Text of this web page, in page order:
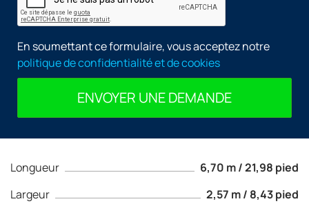
Longueur
6,70 m / 21,98 pied
Largeur
2,57 m / 8,43 pied
En soumettant ce formulaire, vous acceptez notre
politique de confidentialité et de cookies
ENVOYER UNE DEMANDE